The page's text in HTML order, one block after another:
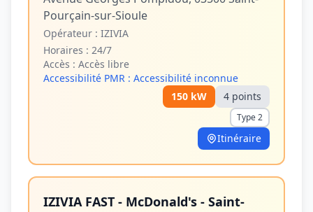
Pourçain-sur-Sioule
Opérateur : IZIVIA
Horaires : 24/7
Accès : Accès libre
Accessibilité PMR : Accessibilité inconnue
150 kW 4 points
Type 2
Itinéraire
IZIVIA FAST - McDonald's - Saint-